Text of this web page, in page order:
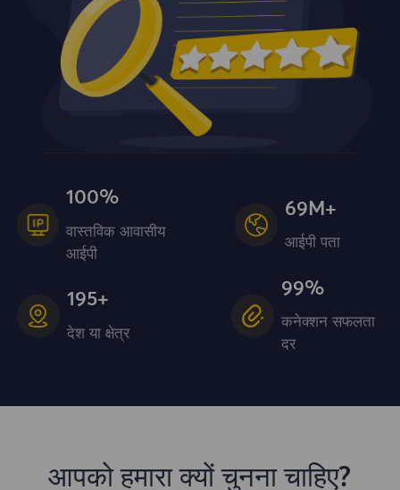
100%
वास्तविक आवासीय
आईपी
69M+
आईपी ​​पता
195+
देश या क्षेत्र
99%
कनेक्शन सफलता
दर
आपको हमारा क्यों चुनना चाहिए?